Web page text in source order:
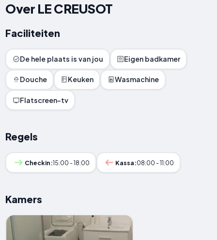
Over LE CREUSOT
Faciliteiten
De hele plaats is van jou Eigen badkamer
Douche Keuken Wasmachine
Flatscreen-tv
Regels
Checkin:15:00 - 18:00 Kassa:08:00 - 11:00
Kamers